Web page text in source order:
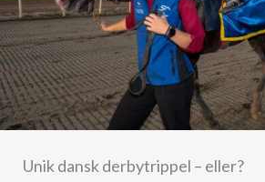
Unik dansk derbytrippel – eller?